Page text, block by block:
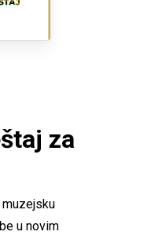
za
u novim